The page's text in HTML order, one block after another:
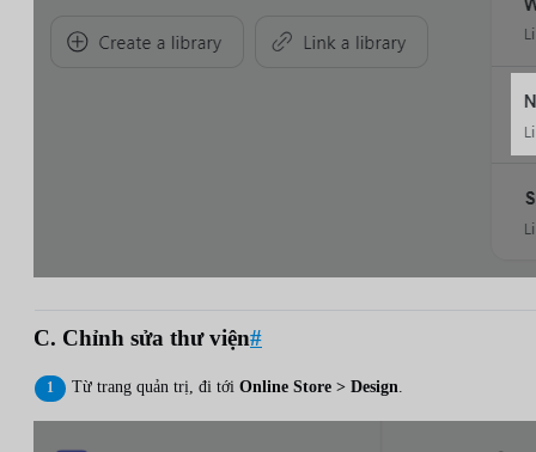
C. Chỉnh sửa thư viện#
Từ trang quản trị, đi tới Online Store > Design